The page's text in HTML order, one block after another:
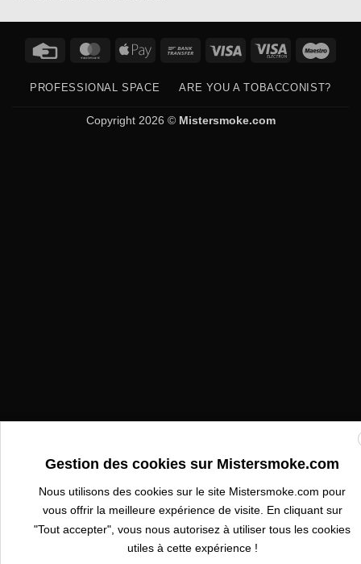
Credit
MasterCardApple
Bank
Visa
Visa
PROFESSIONAL SPACE ARE YOU A TOBACCONIST?
Copyright 2026 © Mistersmoke.com
Gestion des cookies sur Mistersmoke.com
Nous utilisons des cookies sur le site Mistersmoke.com pour
vous offrir la meilleure expérience de visite. En cliquant sur
"Tout accepter", vous nous autorisez à utiliser tous les cookies
utiles à cette expérience !